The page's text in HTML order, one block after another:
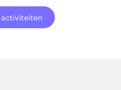
activiteiten